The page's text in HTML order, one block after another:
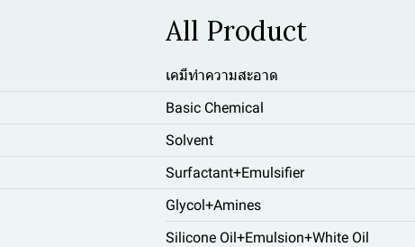
All Product
เคมีทำความสะอาด
Basic Chemical
Solvent
Surfactant+Emulsifier
Glycol+Amines
Silicone Oil+Emulsion+White Oil